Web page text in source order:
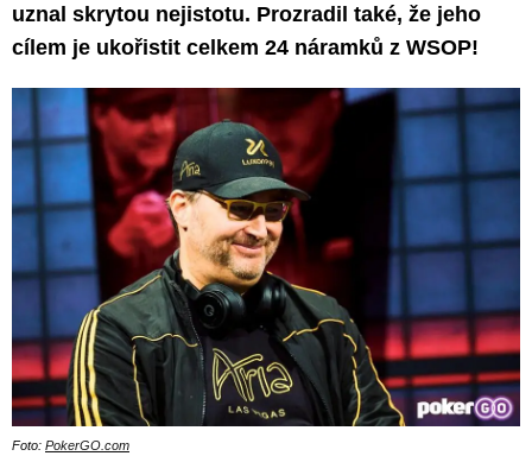
uznal skrytou nejistotu. Prozradil také, že jeho
cílem je ukořistit celkem 24 náramků z WSOP!
Foto: PokerGO.com